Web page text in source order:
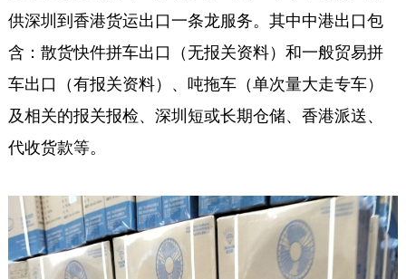
供深圳到香港货运出口一条龙服务。其中中港出口包
含：散货快件拼车出口（无报关资料）和一般贸易拼
车出口（有报关资料）、吨拖车（单次量大走专车）
及相关的报关报检、深圳短或长期仓储、香港派送、
代收货款等。